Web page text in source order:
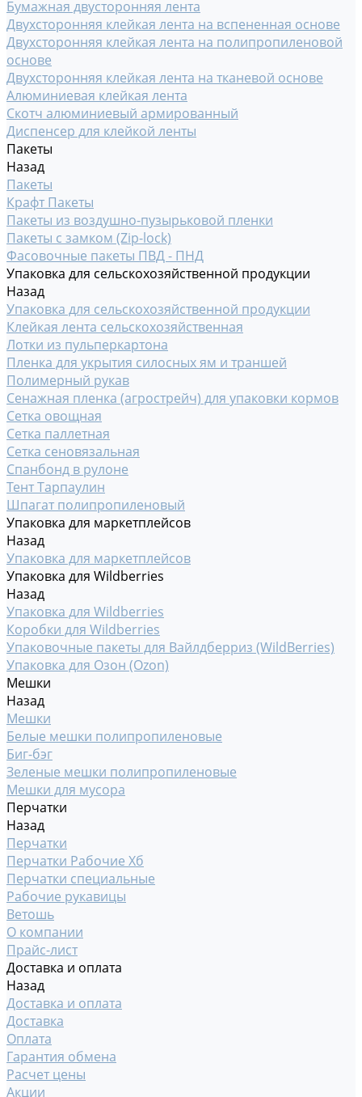
Бумажная двусторонняя лента
Двухсторонняя клейкая лента на вспененная основе
Двухсторонняя клейкая лента на полипропиленовой
основе
Двухсторонняя клейкая лента на тканевой основе
Алюминиевая клейкая лента
Скотч алюминиевый армированный
Диспенсер для клейкой ленты
Пакеты
Назад
Пакеты
Крафт Пакеты
Пакеты из воздушно-пузырьковой пленки
Пакеты с замком (Zip-lock)
Фасовочные пакеты ПВД - ПНД
Упаковка для сельскохозяйственной продукции
Назад
Упаковка для сельскохозяйственной продукции
Клейкая лента сельскохозяйственная
Лотки из пульперкартона
Пленка для укрытия силосных ям и траншей
Полимерный рукав
Сенажная пленка (агрострейч) для упаковки кормов
Сетка овощная
Сетка паллетная
Сетка сеновязальная
Спанбонд в рулоне
Тент Тарпаулин
Шпагат полипропиленовый
Упаковка для маркетплейсов
Назад
Упаковка для маркетплейсов
Упаковка для Wildberries
Назад
Упаковка для Wildberries
Коробки для Wildberries
Упаковочные пакеты для Вайлдберриз (WildBerries)
Упаковка для Озон (Ozon)
Мешки
Назад
Мешки
Белые мешки полипропиленовые
Биг-бэг
Зеленые мешки полипропиленовые
Мешки для мусора
Перчатки
Назад
Перчатки
Перчатки Рабочие Хб
Перчатки специальные
Рабочие рукавицы
Ветошь
О компании
Прайс-лист
Доставка и оплата
Назад
Доставка и оплата
Доставка
Оплата
Гарантия обмена
Расчет цены
Акции